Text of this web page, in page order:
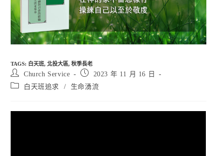
TAGS: 白天班, 北投大區, 秋季長老
Post
author:
Church Service
Post
published:
2023 年 11 月 16 日
Post
白天班追求 / 生命湧流